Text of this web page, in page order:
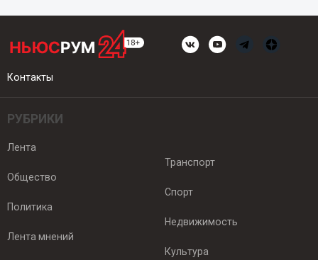
Контакты
РУБРИКИ
Лента
Общество
Политика
Лента мнений
Транспорт
Спорт
Недвижимость
Культура